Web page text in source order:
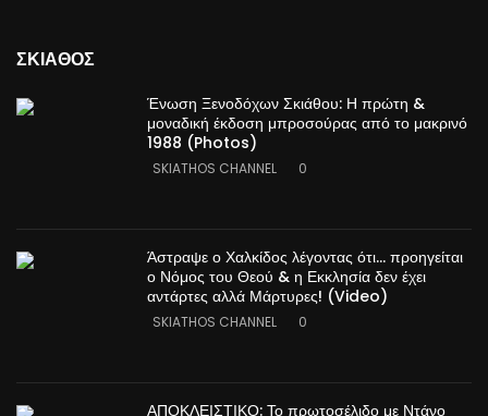
ΣΚΙΑΘΟΣ
Ένωση Ξενοδόχων Σκιάθου: Η πρώτη &
μοναδική έκδοση μπροσούρας από το μακρινό
1988 (Photos)
SKIATHOS CHANNEL 0
Άστραψε ο Χαλκίδος λέγοντας ότι… προηγείται
ο Νόμος του Θεού & η Εκκλησία δεν έχει
αντάρτες αλλά Μάρτυρες! (Video)
SKIATHOS CHANNEL 0
ΑΠΟΚΛΕΙΣΤΙΚΟ: Το πρωτοσέλιδο με Ντάνο